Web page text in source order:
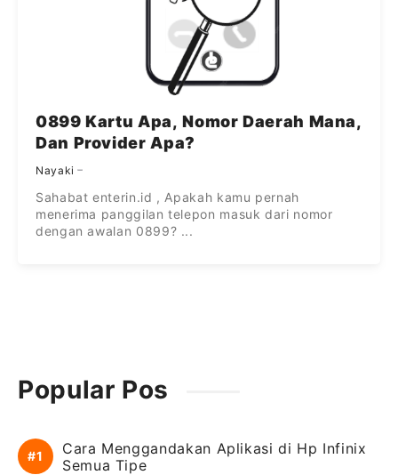
0899 Kartu Apa, Nomor Daerah Mana,
Dan Provider Apa?
Nayaki
Sahabat enterin.id , Apakah kamu pernah
menerima panggilan telepon masuk dari nomor
dengan awalan 0899? ...
Popular Pos
Cara Menggandakan Aplikasi di Hp Infinix
Semua Tipe